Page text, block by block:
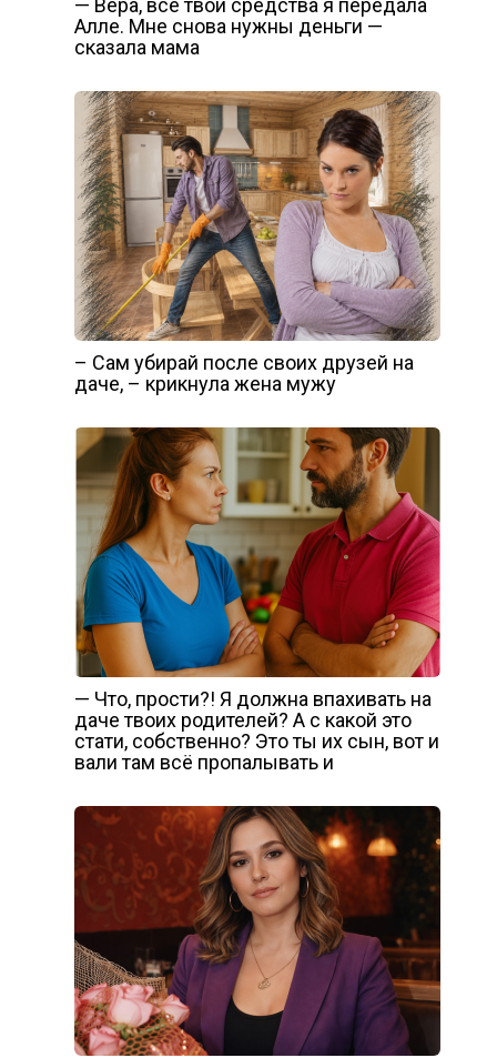
— Вера, все твои средства я передала
Алле. Мне снова нужны деньги —
сказала мама
– Сам убирай после своих друзей на
даче, – крикнула жена мужу
— Что, прости?! Я должна впахивать на
даче твоих родителей? А с какой это
стати, собственно? Это ты их сын, вот и
вали там всё пропалывать и